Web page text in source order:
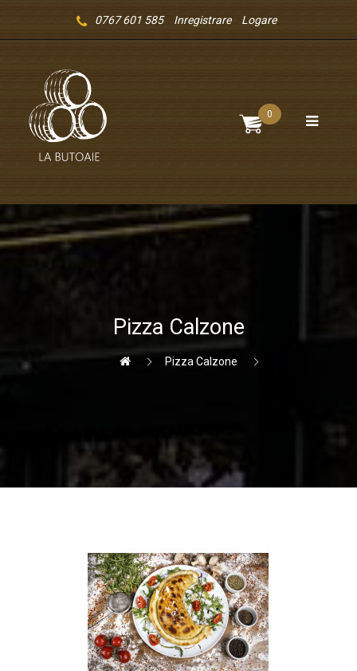
0767 601 585 Inregistrare Logare
0
Pizza Calzone
Pizza Calzone